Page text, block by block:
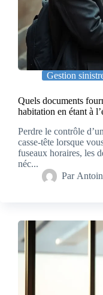
Gestion
Quels documents
habitation en étant à
Perdre le contrôle
casse‑tête lorsque
fuseaux horaires, les
néc...
Par